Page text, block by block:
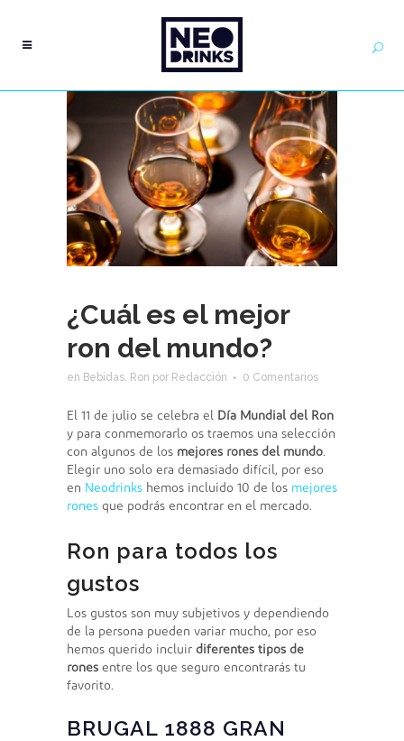
¿Cuál es el mejor
ron del mundo?
en Bebidas Ron por Redacción 0 Comentarios
El 11 de julio se celebra el Día Mundial del Ron
y para conmemorarlo os traemos una selección
con algunos de los mejores rones del mundo.
Elegir uno solo era demasiado difícil, por eso
en Neodrinks hemos incluido 10 de los mejores
rones que podrás encontrar en el mercado.
Ron para todos los
gustos
Los gustos son muy subjetivos y dependiendo
de la persona pueden variar mucho, por eso
hemos querido incluir diferentes tipos de
rones entre los que seguro encontrarás tu
favorito.
BRUGAL 1888 GRAN